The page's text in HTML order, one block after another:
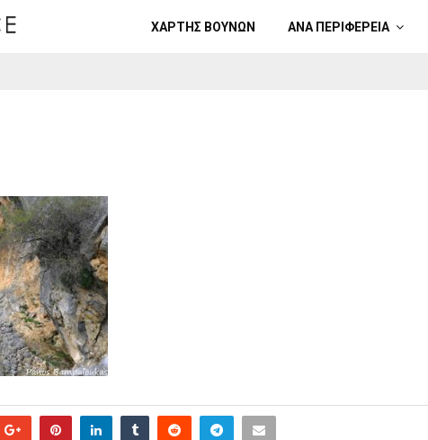
ΧΑΡΤΗΣ ΒΟΥΝΩΝ ΑΝΑ ΠΕΡΙΦΕΡΕΙΑ